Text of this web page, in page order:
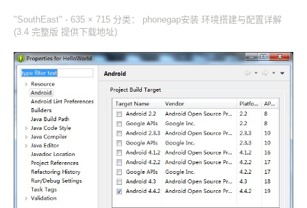
"SouthEast" - 635 × 715 分类： phonegap安装 环境搭建与配置详解
(3.4 完整版 提供下载地址)